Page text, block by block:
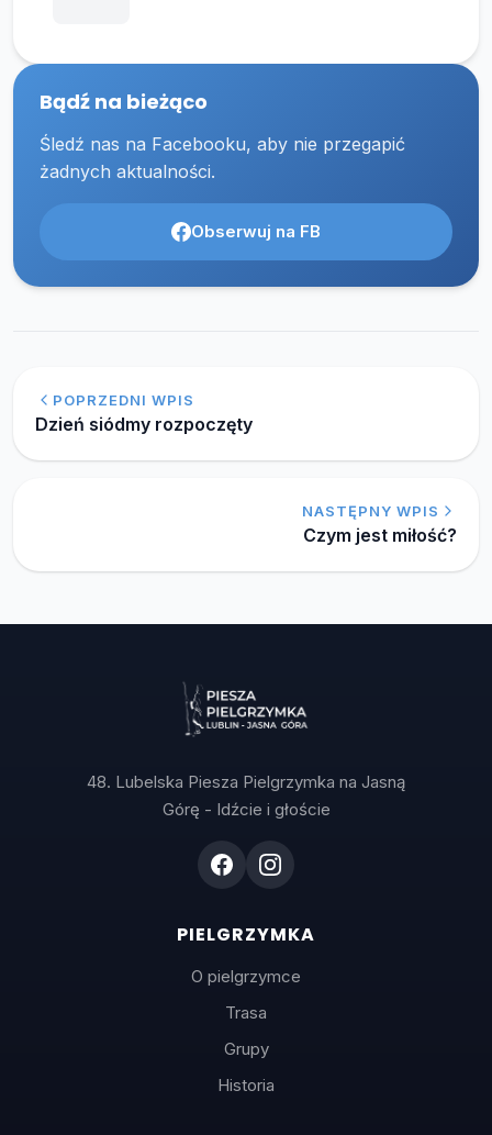
Bądź na bieżąco
Śledź nas na Facebooku, aby nie przegapić
żadnych aktualności.
Obserwuj na FB
POPRZEDNI WPIS
Dzień siódmy rozpoczęty
NASTĘPNY WPIS
Czym jest miłość?
48. Lubelska Piesza Pielgrzymka na Jasną
Górę - Idźcie i głoście
PIELGRZYMKA
O pielgrzymce
Trasa
Grupy
Historia